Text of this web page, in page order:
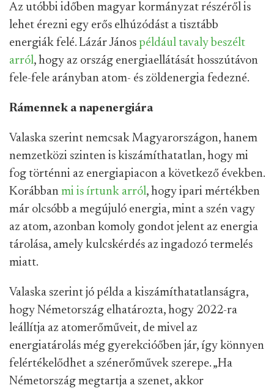
Az utóbbi időben magyar kormányzat részéről is
lehet érezni egy erős elhúzódást a tisztább
energiák felé. Lázár János például tavaly beszélt
arról, hogy az ország energiaellátását hosszútávon
fele-fele arányban atom- és zöldenergia fedezné.
Rámennek a napenergiára
Valaska szerint nemcsak Magyarországon, hanem
nemzetközi szinten is kiszámíthatatlan, hogy mi
fog történni az energiapiacon a következő években.
Korábban mi is írtunk arról, hogy ipari mértékben
már olcsóbb a megújuló energia, mint a szén vagy
az atom, azonban komoly gondot jelent az energia
tárolása, amely kulcskérdés az ingadozó termelés
miatt.
Valaska szerint jó példa a kiszámíthatatlanságra,
hogy Németország elhatározta, hogy 2022-ra
leállítja az atomerőműveit, de mivel az
energiatárolás még gyerekcióőben jár, így könnyen
felértékelődhet a szénerőművek szerepe. „Ha
Németország megtartja a szenet, akkor